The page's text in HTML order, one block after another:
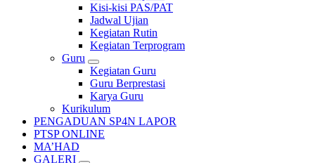
Kisi-kisi PAS/PAT
Jadwal Ujian
Kegiatan Rutin
Kegiatan Terprogram
Guru
Kegiatan Guru
Guru Berprestasi
Karya Guru
Kurikulum
PENGADUAN SP4N LAPOR
PTSP ONLINE
MA’HAD
GALERI